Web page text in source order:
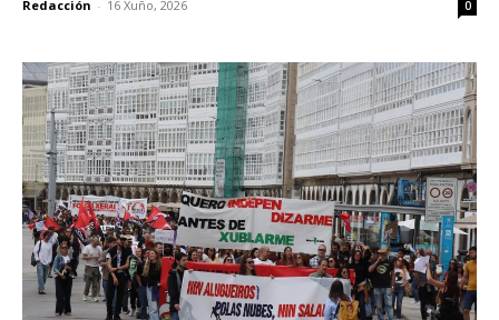
Redacción - 16 Xuño, 2026 0